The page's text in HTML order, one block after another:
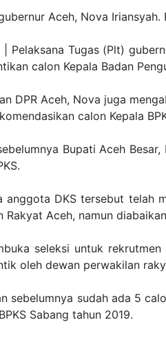
Aceh, Nova Iriansyah.
Pelaksana Tugas (Plt)
calon Kepala Badan
DPR Aceh, Nova juga
calon Kepala
Bupati Aceh
anggota DKS tersebut telah
Rakyat Aceh, namun
seleksi untuk
oleh dewan perwakilan
sebelumnya sudah ada 5
Sabang tahun 2019.